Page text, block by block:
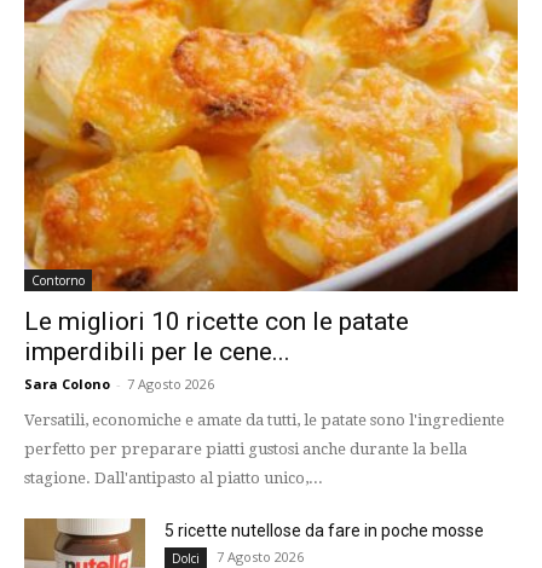
Contorno
Le migliori 10 ricette con le patate
imperdibili per le cene...
Sara Colono - 7 Agosto 2026
Versatili, economiche e amate da tutti, le patate sono l'ingrediente
perfetto per preparare piatti gustosi anche durante la bella
stagione. Dall'antipasto al piatto unico,...
5 ricette nutellose da fare in poche mosse
Dolci 7 Agosto 2026